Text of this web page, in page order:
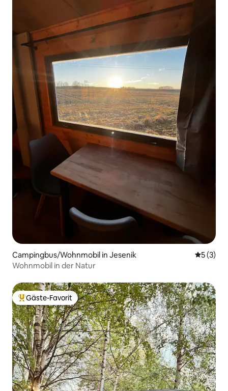
Campingbus/Wohnmobil in Jesenik
5 (3)
Wohnmobil in der Natur
Beliebter Gäste-Favorit.
Gäste-Favorit